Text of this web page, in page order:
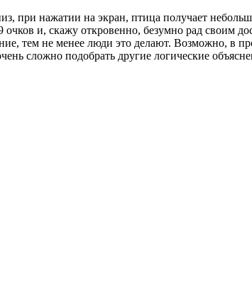
при нажатии на экран, птица получает
и, скажу откровенно, безумно рад своим
тем не менее люди это делают. Возможно, в
сложно подобрать другие логические